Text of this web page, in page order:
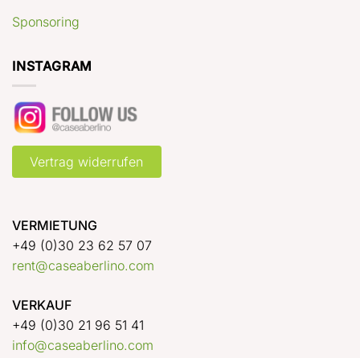
Sponsoring
INSTAGRAM
Vertrag widerrufen
VERMIETUNG
+49 (0)30 23 62 57 07
rent@caseaberlino.com
VERKAUF
+49 (0)30 21 96 51 41
info@caseaberlino.com